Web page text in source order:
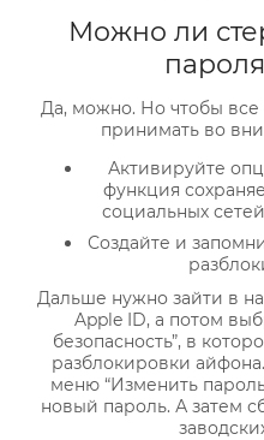
Можно ли
Да, можно. Но чтобы все
принимать во
Активируйте
функция
социальных
Создайте и
Дальше нужно зайти в
Apple ID, а потом
безопасность”, в
разблокировки
меню “Изменить
новый пароль. А затем